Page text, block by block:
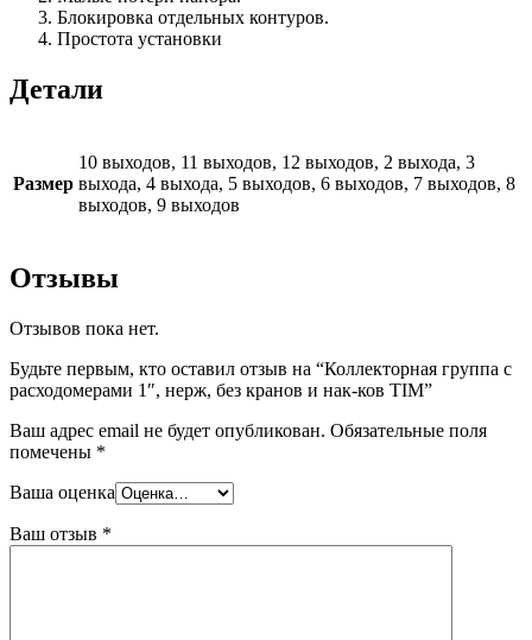
Блокировка отдельных контуров.
Простота установки
Детали
Размер
10 выходов, 11 выходов, 12 выходов, 2 выхода, 3
выхода, 4 выхода, 5 выходов, 6 выходов, 7 выходов, 8
выходов, 9 выходов
Отзывы
Отзывов пока нет.
Будьте первым, кто оставил отзыв на “Коллекторная группа с
расходомерами 1″, нерж, без кранов и нак-ков TIM”
Ваш адрес email не будет опубликован. Обязательные поля
помечены *
Ваша оценка
Ваш отзыв *